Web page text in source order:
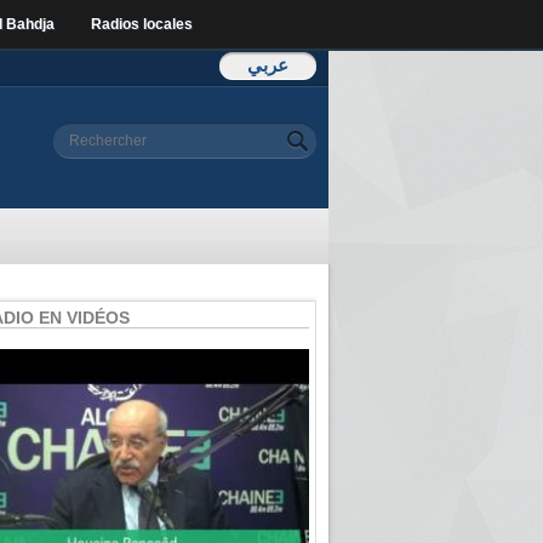
Bahdja Radios locales
عربي
Formulaire de
Rechercher
EN VIDÉOS